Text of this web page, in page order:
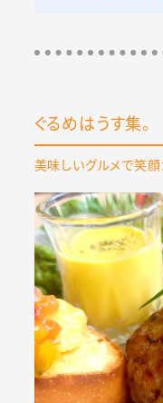
ぐるめはうす集。
美味しいグルメで笑